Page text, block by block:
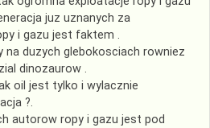
juz uznanych za
i gazu jest faktem .
na duzych glebokosciach rowniez
dinozaurow .
oil jest tylko i wylacznie
?.
autorow ropy i gazu jest pod